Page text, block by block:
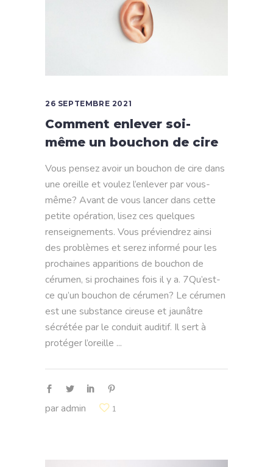
26 SEPTEMBRE 2021
Comment enlever soi-
même un bouchon de cire
Vous pensez avoir un bouchon de cire dans
une oreille et voulez l’enlever par vous-
même? Avant de vous lancer dans cette
petite opération, lisez ces quelques
renseignements. Vous préviendrez ainsi
des problèmes et serez informé pour les
prochaines apparitions de bouchon de
cérumen, si prochaines fois il y a. 7Qu’est-
ce qu’un bouchon de cérumen? Le cérumen
est une substance cireuse et jaunâtre
sécrétée par le conduit auditif. Il sert à
protéger l’oreille
paradmin 1